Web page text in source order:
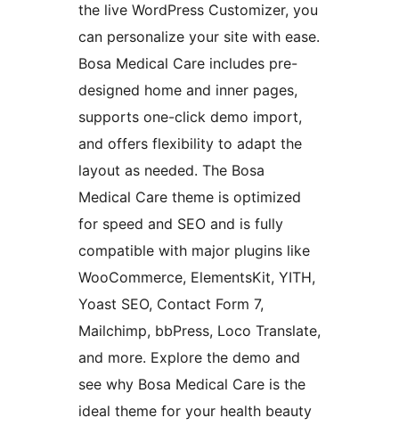
the live WordPress Customizer, you
can personalize your site with ease.
Bosa Medical Care includes pre-
designed home and inner pages,
supports one-click demo import,
and offers flexibility to adapt the
layout as needed. The Bosa
Medical Care theme is optimized
for speed and SEO and is fully
compatible with major plugins like
WooCommerce, ElementsKit, YITH,
Yoast SEO, Contact Form 7,
Mailchimp, bbPress, Loco Translate,
and more. Explore the demo and
see why Bosa Medical Care is the
ideal theme for your health beauty